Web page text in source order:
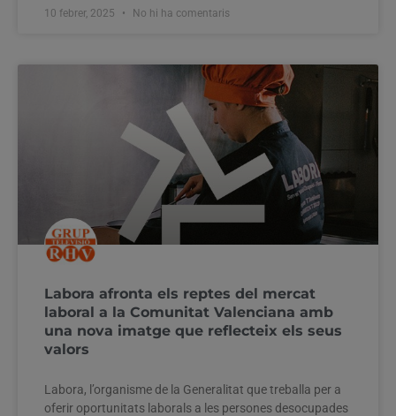
10 febrer, 2025 No hi ha comentaris
Labora afronta els reptes del mercat
laboral a la Comunitat Valenciana amb
una nova imatge que reflecteix els seus
valors
Labora, l’organisme de la Generalitat que treballa per a
oferir oportunitats laborals a les persones desocupades